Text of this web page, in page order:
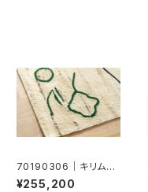
70190306｜キリム（ド
ホク）
¥255,200